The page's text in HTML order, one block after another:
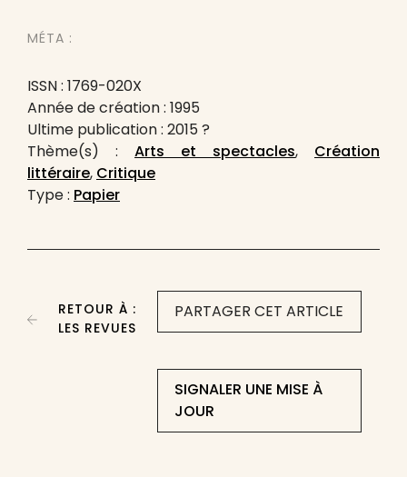
MÉTA :
ISSN : 1769-020X
Année de création : 1995
Ultime publication : 2015 ?
Thème(s) : Arts et spectacles, Création
littéraire, Critique
Type : Papier
PARTAGER CET ARTICLE
SIGNALER UNE MISE À
JOUR
RETOUR À :
LES REVUES